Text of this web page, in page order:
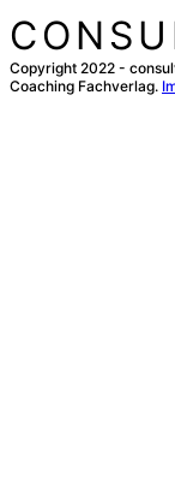
Copyright 2022 -
Coaching Fachverlag.